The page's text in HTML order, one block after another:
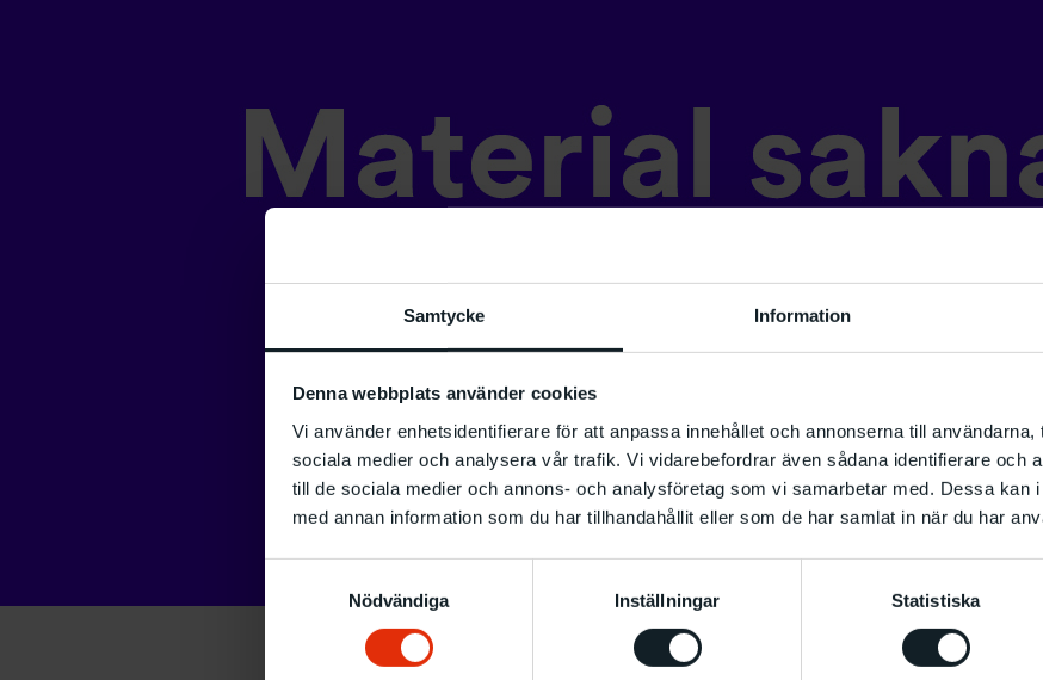
Samtycke Information
Denna webbplats använder cookies
Vi använder enhetsidentifierare för att anpassa innehållet och annonserna till
sociala medier och analysera vår trafik. Vi vidarebefordrar även sådana identifierare och
till de sociala medier och annons- och analysföretag som vi samarbetar med. Dessa kan
med annan information som du har tillhandahållit eller som de har samlat in när du har
Nödvändiga
Inställningar Statistiska